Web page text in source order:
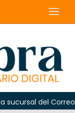
del Correo